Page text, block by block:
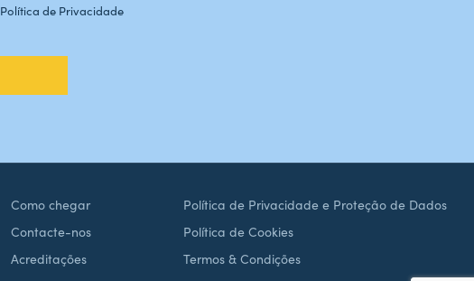
Política de Privacidade
Como chegar
Contacte-nos
Acreditações
Política de Privacidade e Proteção de Dados
Política de Cookies
Termos & Condições